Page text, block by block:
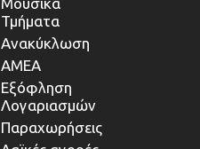
Τμήματα
Ανακύκλωση
ΑΜΕΑ
Εξόφληση
Λογαριασμών
Παραχωρήσεις